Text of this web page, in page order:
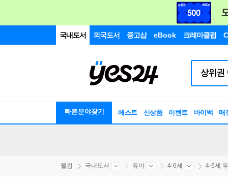
국내도서 외국도서 중고샵 eBook 크레마클럽
빠른분야찾기 베스트 신상품 이벤트 바이백 매
웰컴 국내도서 유아 4-6세 4-6세